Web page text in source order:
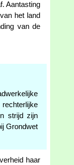
Aantasting
het land
van de
strijd zijn
Grondwet
haar